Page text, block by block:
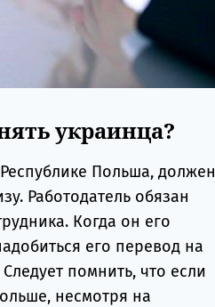
украинца?
Польша, должен
Работодатель обязан
Когда он его
его перевод на
помнить, что если
несмотря на